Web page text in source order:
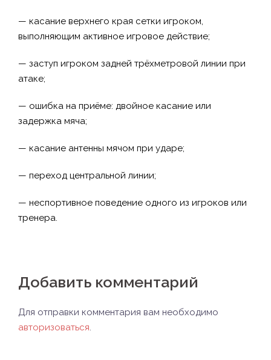
— касание верхнего края сетки игроком,
выполняющим активное игровое действие;
— заступ игроком задней трёхметровой линии при
атаке;
— ошибка на приёме: двойное касание или
задержка мяча;
— касание антенны мячом при ударе;
— переход центральной линии;
— неспортивное поведение одного из игроков или
тренера.
Добавить комментарий
Для отправки комментария вам необходимо
авторизоваться.